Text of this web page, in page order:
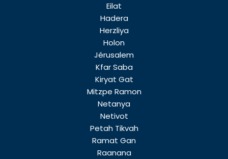
Eilat
Hadera
Herzliya
Holon
Jérusalem
Kfar Saba
Kiryat Gat
Mitzpe Ramon
Netanya
Netivot
Petah Tikvah
Ramat Gan
Raanana